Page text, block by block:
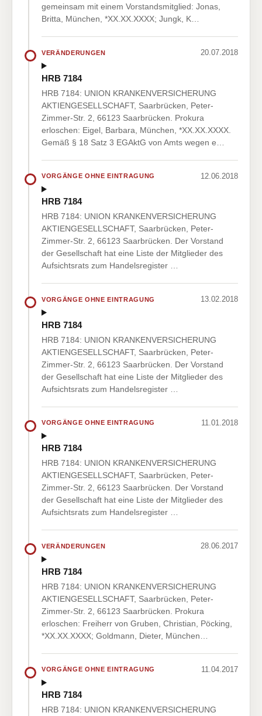
gemeinsam mit einem Vorstandsmitglied: Jonas,
Britta, München, *XX.XX.XXXX; Jungk, K…
VERÄNDERUNGEN 20.07.2018
HRB 7184
HRB 7184: UNION KRANKENVERSICHERUNG
AKTIENGESELLSCHAFT, Saarbrücken, Peter-
Zimmer-Str. 2, 66123 Saarbrücken. Prokura
erloschen: Eigel, Barbara, München, *XX.XX.XXXX.
Gemäß § 18 Satz 3 EGAktG von Amts wegen e…
VORGÄNGE OHNE EINTRAGUNG 12.06.2018
HRB 7184
HRB 7184: UNION KRANKENVERSICHERUNG
AKTIENGESELLSCHAFT, Saarbrücken, Peter-
Zimmer-Str. 2, 66123 Saarbrücken. Der Vorstand
der Gesellschaft hat eine Liste der Mitglieder des
Aufsichtsrats zum Handelsregister …
VORGÄNGE OHNE EINTRAGUNG 13.02.2018
HRB 7184
HRB 7184: UNION KRANKENVERSICHERUNG
AKTIENGESELLSCHAFT, Saarbrücken, Peter-
Zimmer-Str. 2, 66123 Saarbrücken. Der Vorstand
der Gesellschaft hat eine Liste der Mitglieder des
Aufsichtsrats zum Handelsregister …
VORGÄNGE OHNE EINTRAGUNG 11.01.2018
HRB 7184
HRB 7184: UNION KRANKENVERSICHERUNG
AKTIENGESELLSCHAFT, Saarbrücken, Peter-
Zimmer-Str. 2, 66123 Saarbrücken. Der Vorstand
der Gesellschaft hat eine Liste der Mitglieder des
Aufsichtsrats zum Handelsregister …
VERÄNDERUNGEN 28.06.2017
HRB 7184
HRB 7184: UNION KRANKENVERSICHERUNG
AKTIENGESELLSCHAFT, Saarbrücken, Peter-
Zimmer-Str. 2, 66123 Saarbrücken. Prokura
erloschen: Freiherr von Gruben, Christian, Pöcking,
*XX.XX.XXXX; Goldmann, Dieter, München…
VORGÄNGE OHNE EINTRAGUNG 11.04.2017
HRB 7184
HRB 7184: UNION KRANKENVERSICHERUNG